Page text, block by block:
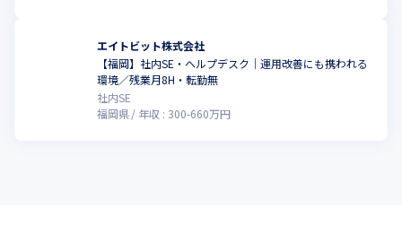
エイトビット株式会社
【福岡】社内SE・ヘルプデスク｜運用改善にも携われる
環境／残業月8H・転勤無
社内SE
福岡県
年収 : 300-660万円